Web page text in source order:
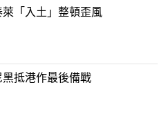
萊「入土」整頓歪風
黑抵港作最後備戰